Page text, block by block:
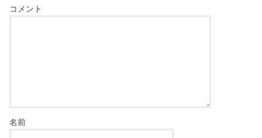
コメント
名前